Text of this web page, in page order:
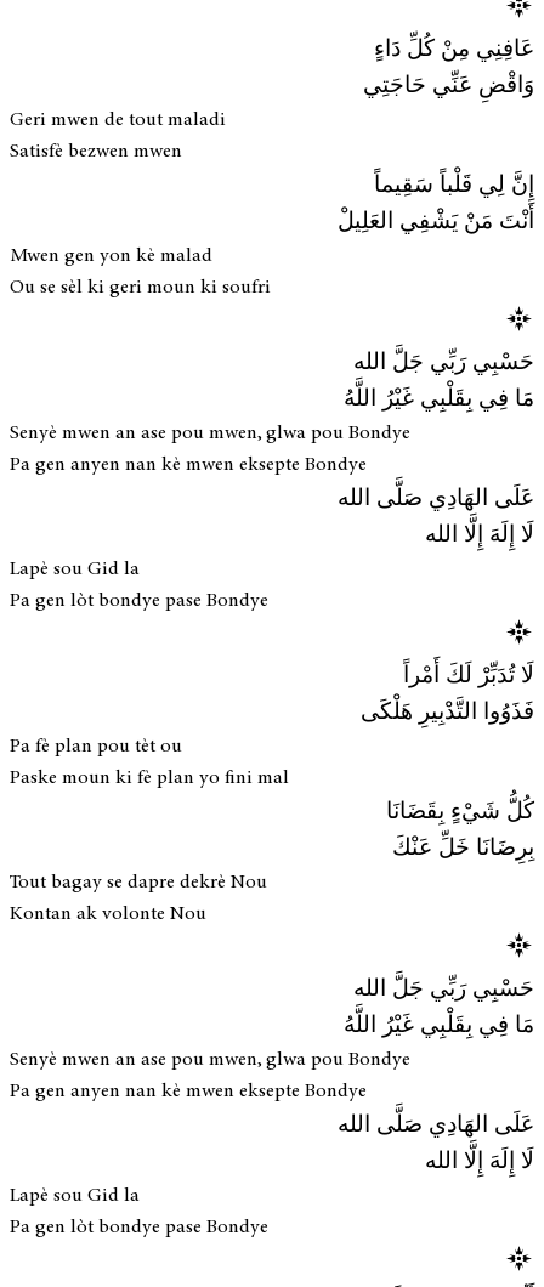
عَافِنِي مِنْ كُلِّ دَاءٍ
وَاقْضِ عَنِّي حَاجَتِي
Geri mwen de tout maladi
Satisfè bezwen mwen
إِنَّ لِي قَلْباً سَقِيماً
أَنْتَ مَنْ يَشْفِي العَلِيلْ
Mwen gen yon kè malad
Ou se sèl ki geri moun ki soufri
حَسْبِي رَبِّي جَلَّ الله
مَا فِي بِقَلْبِي غَيْرُ اللَّهُ
Senyè mwen an ase pou mwen, glwa pou Bondye
Pa gen anyen nan kè mwen eksepte Bondye
عَلَى الهَادِي صَلَّى الله
لَا إِلَهَ إِلَّا الله
Lapè sou Gid la
Pa gen lòt bondye pase Bondye
لَا تُدَبِّرْ لَكَ أَمْراً
فَذَوُوا التَّدْبِيرِ هَلْكَى
Pa fè plan pou tèt ou
Paske moun ki fè plan yo fini mal
كُلُّ شَيْءٍ بِقَضَانَا
بِرِضَانَا خَلِّ عَنْكَ
Tout bagay se dapre dekrè Nou
Kontan ak volonte Nou
حَسْبِي رَبِّي جَلَّ الله
مَا فِي بِقَلْبِي غَيْرُ اللَّهُ
Senyè mwen an ase pou mwen, glwa pou Bondye
Pa gen anyen nan kè mwen eksepte Bondye
عَلَى الهَادِي صَلَّى الله
لَا إِلَهَ إِلَّا الله
Lapè sou Gid la
Pa gen lòt bondye pase Bondye